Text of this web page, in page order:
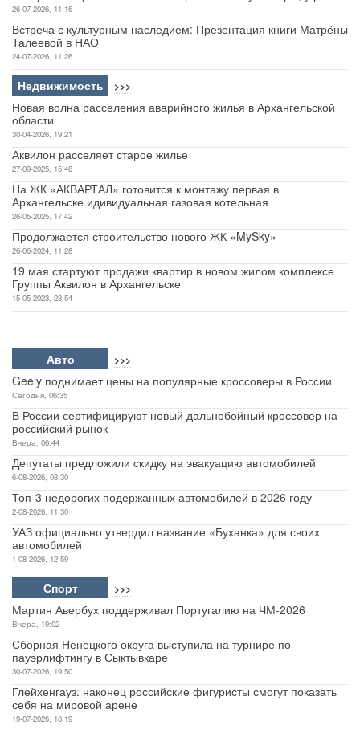
26-07-2026, 11:16
Встреча с культурным наследием: Презентация книги Матрёны
Талеевой в НАО
24-07-2026, 11:26
Недвижимость >>>
Новая волна расселения аварийного жилья в Архангельской
области
30-04-2026, 19:21
Аквилон расселяет старое жилье
27-09-2025, 15:48
На ЖК «АКВАРТАЛ» готовится к монтажу первая в
Архангельске идивидуальная газовая котельная
26-05-2025, 17:42
Продолжается строительство нового ЖК «MySky»
26-06-2024, 11:28
19 мая стартуют продажи квартир в новом жилом комплексе
Группы Аквилон в Архангельске
15-05-2023, 23:54
Авто >>>
Geely поднимает цены на популярные кроссоверы в России
Сегодня, 06:35
В России сертифицируют новый дальнобойный кроссовер на
российский рынок
Вчера, 06:44
Депутаты предложили скидку на эвакуацию автомобилей
6-08-2026, 08:30
Топ-3 недорогих подержанных автомобилей в 2026 году
2-08-2026, 11:30
УАЗ официально утвердил название «Буханка» для своих
автомобилей
1-08-2026, 12:59
Спорт >>>
Мартин Авербух поддерживал Португалию на ЧМ-2026
Вчера, 19:02
Сборная Ненецкого округа выступила на турнире по
пауэрлифтингу в Сыктывкаре
30-07-2026, 19:50
Глейхенгауз: наконец российские фигуристы смогут показать
себя на мировой арене
19-07-2026, 18:19